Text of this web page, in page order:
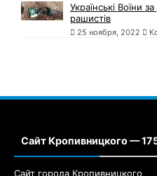
Українські Воїни
рашистів
25 ноября, 2022
Сайт Кропивницкого —
Сайт города Кропивницкого